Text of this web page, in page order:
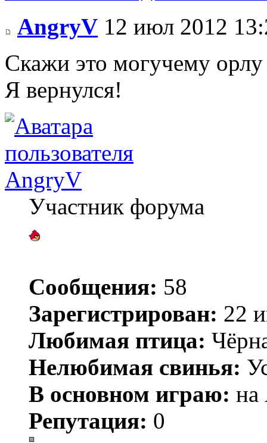
AngryV 12 июл 2012
Скажи это могучему
Я вернулся!
AngryV
Участник форума
Сообщения: 58
Зарегистрирован: 22
Любимая птица:
Нелюбимая свинья:
В основном играю: на
Репутация: 0